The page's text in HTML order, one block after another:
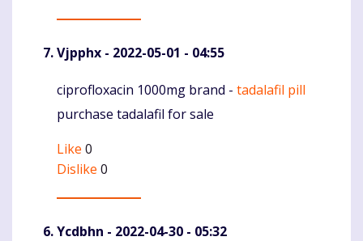
Vjpphx - 2022-05-01 - 04:55
Komentaras
ciprofloxacin 1000mg brand - tadalafil pill
purchase tadalafil for sale
Like 0
Dislike 0
Ycdbhn - 2022-04-30 - 05:32